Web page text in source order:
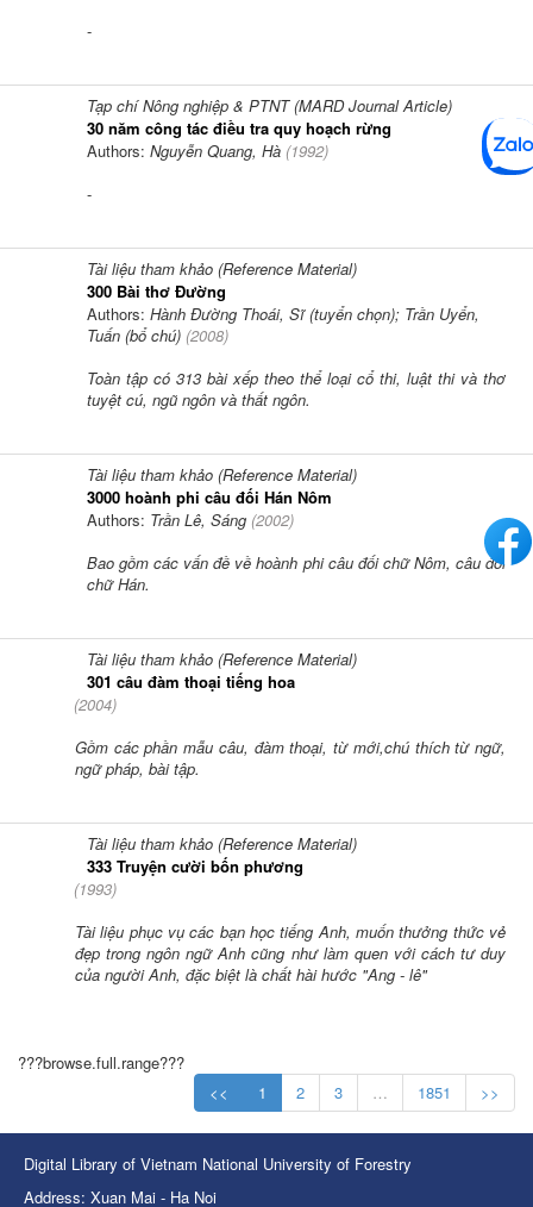
-
Tạp chí Nông nghiệp & PTNT (MARD Journal Article)
30 năm công tác điều tra quy hoạch rừng
Authors: Nguyễn Quang, Hà (1992)
-
Tài liệu tham khảo (Reference Material)
300 Bài thơ Đường
Authors: Hành Đường Thoái, Sĩ (tuyển chọn); Trần Uyển,
Tuấn (bổ chú) (2008)
Toàn tập có 313 bài xếp theo thể loại cổ thi, luật thi và thơ
tuyệt cú, ngũ ngôn và thất ngôn.
Tài liệu tham khảo (Reference Material)
3000 hoành phi câu đối Hán Nôm
Authors: Trần Lê, Sáng (2002)
Bao gồm các vấn đề về hoành phi câu đối chữ Nôm, câu đối
chữ Hán.
Tài liệu tham khảo (Reference Material)
301 câu đàm thoại tiếng hoa
(2004)
Gồm các phần mẫu câu, đàm thoại, từ mới,chú thích từ ngữ,
ngữ pháp, bài tập.
Tài liệu tham khảo (Reference Material)
333 Truyện cười bốn phương
(1993)
Tài liệu phục vụ các bạn học tiếng Anh, muốn thưởng thức vẻ
đẹp trong ngôn ngữ Anh cũng như làm quen với cách tư duy
của người Anh, đặc biệt là chất hài hước "Ang - lê"
???browse.full.range???
<<
1 2 3 … 1851 >>
Digital Library of Vietnam National University of Forestry
Address: Xuan Mai - Ha Noi